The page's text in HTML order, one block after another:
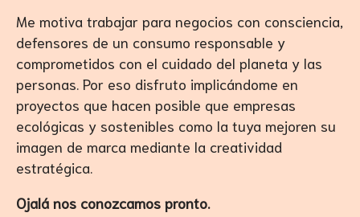
Me motiva trabajar para negocios con consciencia,
defensores de un consumo responsable y
comprometidos con el cuidado del planeta y las
personas. Por eso disfruto implicándome en
proyectos que hacen posible que empresas
ecológicas y sostenibles como la tuya mejoren su
imagen de marca mediante la creatividad
estratégica.
Ojalá nos conozcamos pronto.